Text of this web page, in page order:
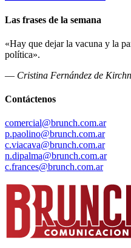
Las frases de la semana
«Hay que dejar la vacuna y la
política».
— Cristina Fernández de
Contáctenos
comercial@brunch.com.ar
p.paolino@brunch.com.ar
c.viacava@brunch.com.ar
n.dipalma@brunch.com.ar
c.frances@brunch.com.ar